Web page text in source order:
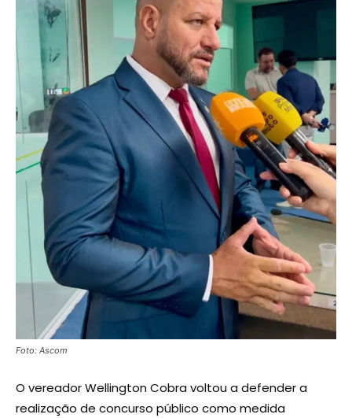
Foto: Ascom
O vereador Wellington Cobra voltou a defender a
realização de concurso público como medida